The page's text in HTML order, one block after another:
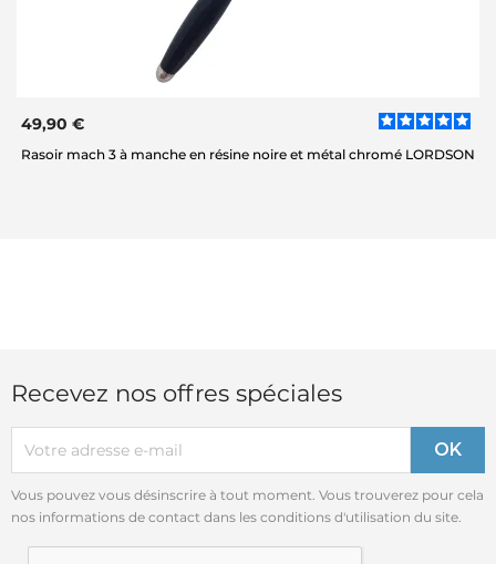
49,90 €
Rasoir mach 3 à manche en résine noire et métal chromé LORDSON
Recevez nos offres spéciales
Vous pouvez vous désinscrire à tout moment. Vous trouverez pour cela
nos informations de contact dans les conditions d'utilisation du site.